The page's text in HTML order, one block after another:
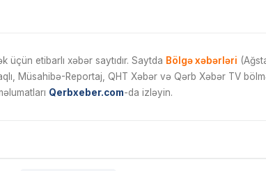
etibarlı xəbər saytıdır. Saytda Bölgə xəbərləri
Müsahibə-Reportaj, QHT Xəbər və Qərb Xəbər TV
Qerbxeber.com-da izləyin.